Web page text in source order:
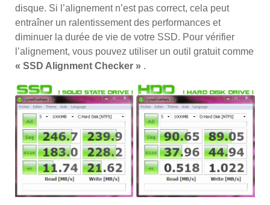
disque. Si l’alignement n’est pas correct, cela peut
entraîner un ralentissement des performances et
diminuer la durée de vie de votre SSD. Pour vérifier
l’alignement, vous pouvez utiliser un outil gratuit comme
« SSD Alignment Checker » .